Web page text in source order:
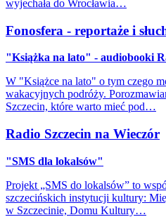
wyjechała do Wrocławia…
Fonosfera - reportaże i
"Książka na lato" - audiobooki
W "Książce na lato" o tym czego
wakacyjnych podróży.
Szczecin, które warto mieć pod…
Radio Szczecin na Wieczór
"SMS dla lokalsów"
Projekt „SMS do lokalsów” to
szczecińskich instytucji kultury:
w Szczecinie, Domu Kultury…